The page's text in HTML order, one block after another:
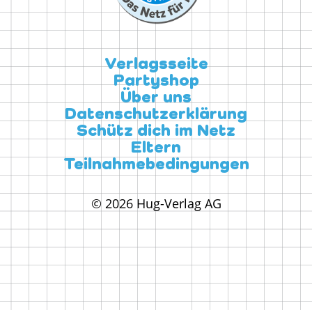
Verlagsseite
Partyshop
Über uns
Datenschutzerklärung
Schütz dich im Netz
Eltern
Teilnahmebedingungen
© 2026 Hug-Verlag AG